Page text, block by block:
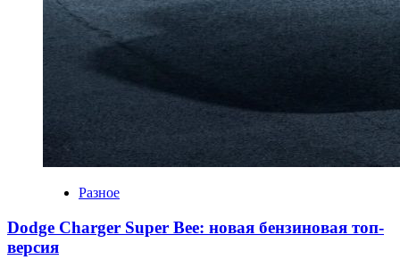
Разное
Dodge Charger Super Bee: новая бензиновая топ-
версия